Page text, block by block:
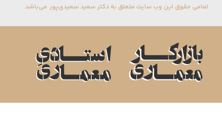
تمامی حقوق این وب سایت متعلق به دکتر سعید سعیدی‌پور می‌باشد.